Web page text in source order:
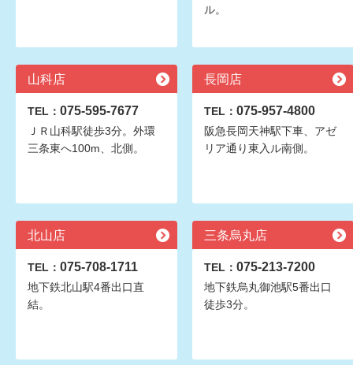
ル。
山科店
TEL： 075-595-7677
ＪＲ山科駅徒歩3分。外環
三条東へ100m、北側。
長岡店
TEL： 075-957-4800
阪急長岡天神駅下車、アゼ
リア通り東入ル南側。
北山店
TEL： 075-708-1711
地下鉄北山駅4番出口直
結。
三条烏丸店
TEL： 075-213-7200
地下鉄烏丸御池駅5番出口
徒歩3分。